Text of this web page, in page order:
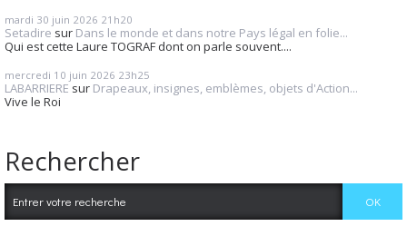
mardi 30 juin 2026 21h20
Setadire sur Dans le monde et dans notre Pays légal en folie...
Qui est cette Laure TOGRAF dont on parle souvent....
mercredi 10 juin 2026 23h25
LABARRIERE sur Drapeaux, insignes, emblèmes, objets d'Action...
Vive le Roi
Rechercher